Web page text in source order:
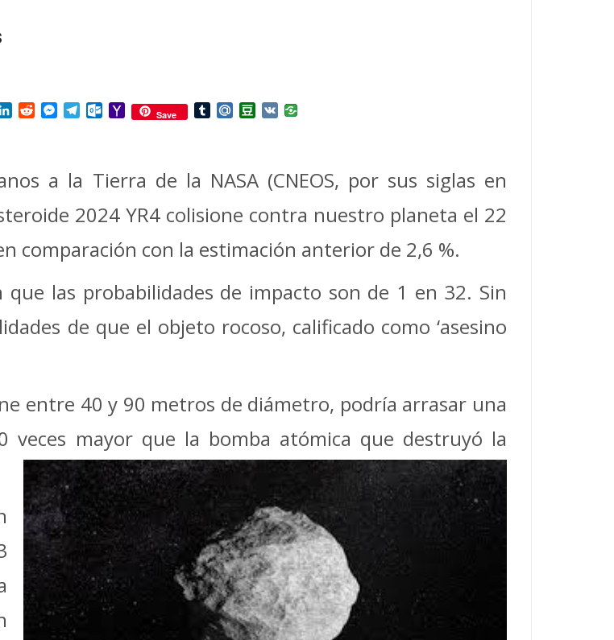
LinkedInRedditMessenger
TelegramOutlook.com
YahooSave TumblrMail.RuDouban
VK
a la Tierra de la NASA (CNEOS, por sus siglas en
2024 YR4 colisione contra nuestro planeta el 22
comparación con la estimación anterior de 2,6 %.
que las probabilidades de impacto son de 1 en 32. Sin
de que el objeto rocoso, calificado como ‘asesino
entre 40 y 90 metros de diámetro, podría arrasar una
veces mayor que la bomba atómica que destruyó la